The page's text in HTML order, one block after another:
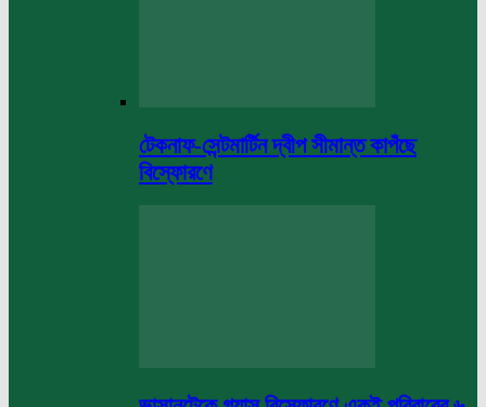
টেকনাফ-সেন্টমার্টিন দ্বীপ সীমান্ত কাপঁছে
বিস্ফোরণে